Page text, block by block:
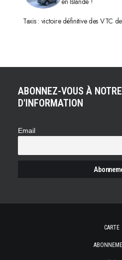
Taxis : victoire définitive des VTC
ABONNEZ-VOUS À
D'INFORMATION
Email
CARTE